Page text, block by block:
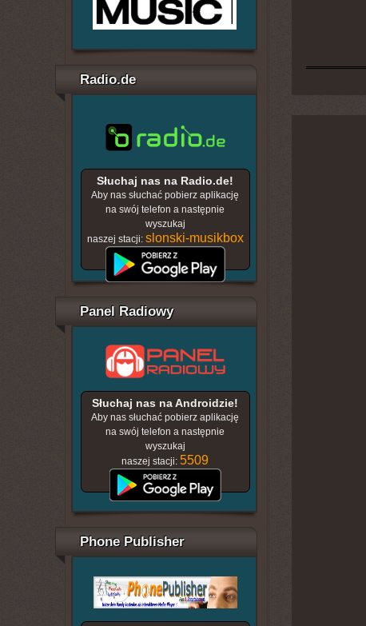
Radio.de
Słuchaj nas na Radio.de!
Aby nas słuchać pobierz aplikację
na swój telefon a następnie
wyszukaj
naszej stacji: slonski-musikbox
Panel Radiowy
Słuchaj nas na Androidzie!
Aby nas słuchać pobierz aplikację
na swój telefon a następnie
wyszukaj
naszej stacji:5509
Phone Publisher